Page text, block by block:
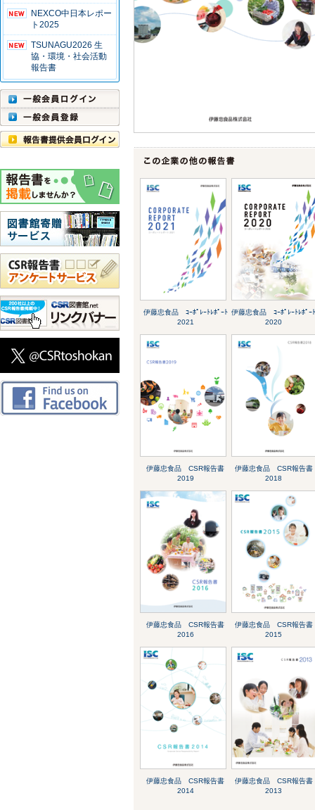
NEXCO中日本レポー
ト2025
TSUNAGU2026 生
協・環境・社会活動
報告書
伊藤忠食品 ｺｰﾎﾟﾚｰﾄﾚﾎﾟｰﾄ
2021
伊藤忠食品 ｺｰﾎﾟﾚｰﾄﾚﾎﾟｰ
2020
伊藤忠食品 CSR報告書
2019
伊藤忠食品 CSR報告書
2018
伊藤忠食品 CSR報告書
2016
伊藤忠食品 CSR報告書
2015
伊藤忠食品 CSR報告書
2014
伊藤忠食品 CSR報告書
2013